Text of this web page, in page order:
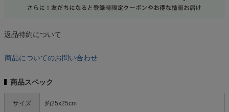
返品特約について
商品についてのお問い合わせ
商品スペック
サイズ 約25x25cm